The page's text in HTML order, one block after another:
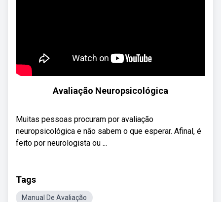
Avaliação Neuropsicológica
Muitas pessoas procuram por avaliação
neuropsicológica e não sabem o que esperar. Afinal, é
feito por neurologista ou ...
Tags
Manual De Avaliação